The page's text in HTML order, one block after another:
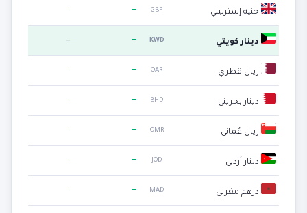
جنيه إسترليني GBP
—
—
دينار كويتي KWD
—
—
ريال قطري QAR
—
—
دينار بحريني BHD
—
—
ريال عُماني OMR
—
—
دينار أردني JOD
—
—
درهم مغربي MAD
—
—